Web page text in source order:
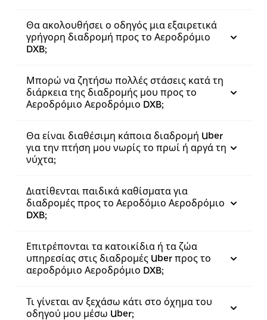
Θα ακολουθήσει ο οδηγός μια εξαιρετικά
γρήγορη διαδρομή προς το Αεροδρόμιο
DXB;
Μπορώ να ζητήσω πολλές στάσεις κατά τη
διάρκεια της διαδρομής μου προς το
Αεροδρόμιο Αεροδρόμιο DXB;
Θα είναι διαθέσιμη κάποια διαδρομή Uber
για την πτήση μου νωρίς το πρωί ή αργά τη
νύχτα;
Διατίθενται παιδικά καθίσματα για
διαδρομές προς το Αεροδόμιο Αεροδρόμιο
DXB;
Επιτρέπονται τα κατοικίδια ή τα ζώα
υπηρεσίας στις διαδρομές Uber προς το
αεροδρόμιο Αεροδρόμιο DXB;
Τι γίνεται αν ξεχάσω κάτι στο όχημα του
οδηγού μου μέσω Uber;